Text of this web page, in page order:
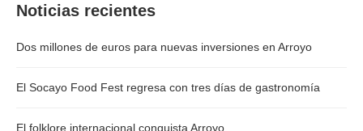
Noticias recientes
Dos millones de euros para nuevas inversiones en Arroyo
El Socayo Food Fest regresa con tres días de gastronomía
El folklore internacional conquista Arroyo